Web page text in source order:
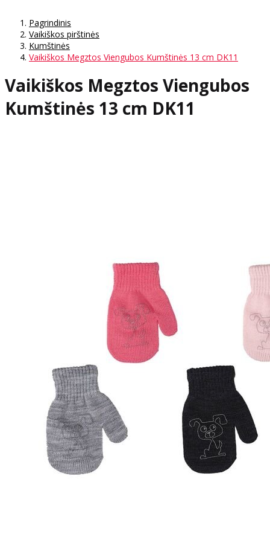
Pagrindinis
Vaikiškos pirštinės
Kumštinės
Vaikiškos Megztos Viengubos Kumštinės 13 cm DK11
Vaikiškos Megztos Viengubos
Kumštinės 13 cm DK11